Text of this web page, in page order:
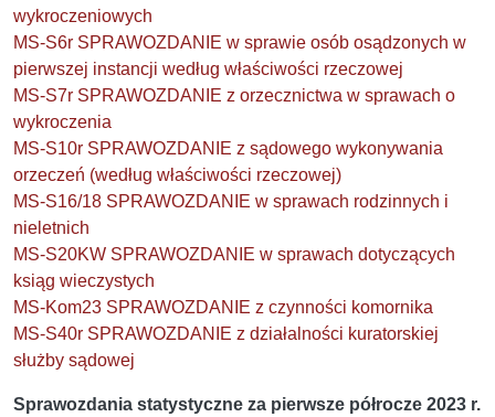
wykroczeniowych
MS-S6r SPRAWOZDANIE w sprawie osób osądzonych w
pierwszej instancji według właściwości rzeczowej
MS-S7r SPRAWOZDANIE z orzecznictwa w sprawach o
wykroczenia
MS-S10r SPRAWOZDANIE z sądowego wykonywania
orzeczeń (według właściwości rzeczowej)
MS-S16/18 SPRAWOZDANIE w sprawach rodzinnych i
nieletnich
MS-S20KW SPRAWOZDANIE w sprawach dotyczących
ksiąg wieczystych
MS-Kom23 SPRAWOZDANIE z czynności komornika
MS-S40r SPRAWOZDANIE z działalności kuratorskiej
służby sądowej
Sprawozdania statystyczne za pierwsze półrocze 2023 r.